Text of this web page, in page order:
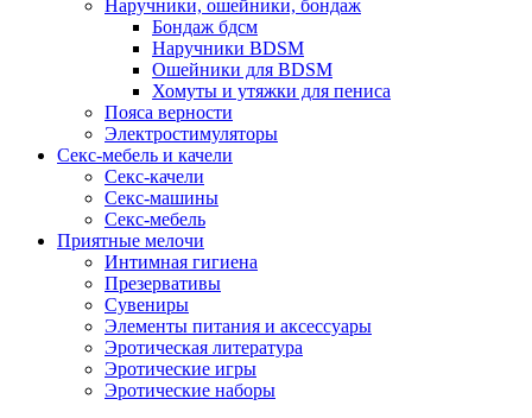
Наручники, ошейники, бондаж
Бондаж бдсм
Наручники BDSM
Ошейники для BDSM
Хомуты и утяжки для пениса
Пояса верности
Электростимуляторы
Секс-мебель и качели
Секс-качели
Секс-машины
Секс-мебель
Приятные мелочи
Интимная гигиена
Презервативы
Сувениры
Элементы питания и аксессуары
Эротическая литература
Эротические игры
Эротические наборы